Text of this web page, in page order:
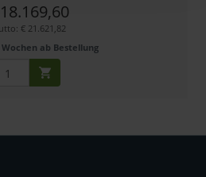
€ 21.621,82
Wochen ab Bestellung